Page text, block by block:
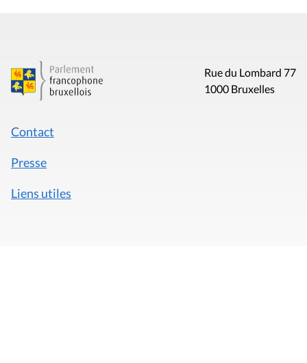
Rue du Lombard 77
1000 Bruxelles
Contact
Presse
Liens utiles